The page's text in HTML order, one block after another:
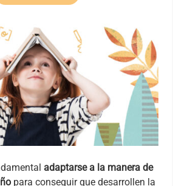
adaptarse a la manera de
para conseguir que desarrollen la